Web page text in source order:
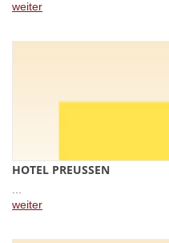
weiter
HOTEL PREUSSEN
...
weiter